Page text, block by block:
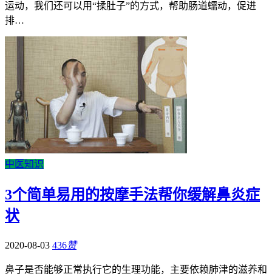
运动，我们还可以用“揉肚子”的方式，帮助肠道蠕动，促进
排…
中医知识
3个简单易用的按摩手法帮你缓解鼻炎症
状
2020-08-03 436赞
鼻子是否能够正常执行它的生理功能，主要依赖肺津的滋养和